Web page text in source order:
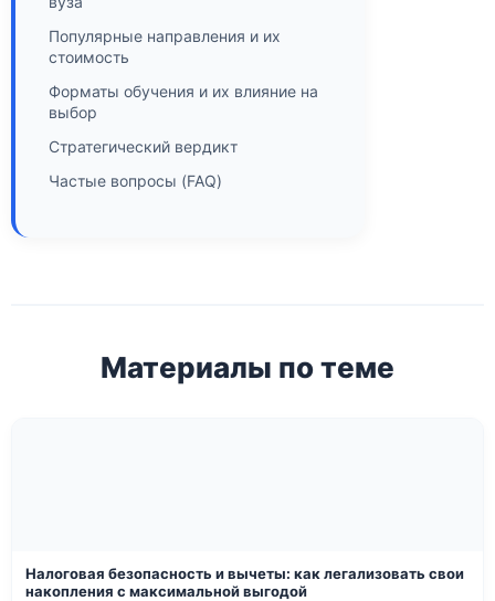
Популярные направления и их
стоимость
Форматы обучения и их влияние на
выбор
Стратегический вердикт
Частые вопросы (FAQ)
Материалы по теме
Налоговая безопасность и вычеты: как легализовать свои
накопления с максимальной выгодой